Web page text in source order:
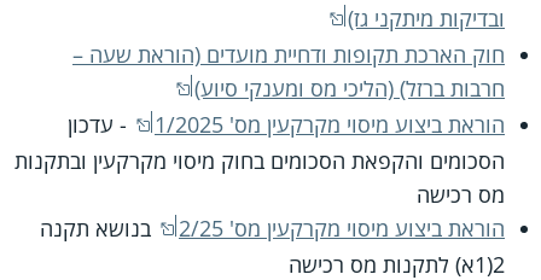
ובדיקות מיתקני גז)
חוק הארכת תקופות ודחיית מועדים (הוראת שעה –
חרבות ברזל) (הליכי מס ומענקי סיוע)
הוראת ביצוע מיסוי מקרקעין מס' 1/2025
- עדכון
הסכומים והקפאת הסכומים בחוק מיסוי מקרקעין ובתקנות
מס רכישה
הוראת ביצוע מיסוי מקרקעין מס' 2/25
בנושא תקנה
2(1א) לתקנות מס רכישה